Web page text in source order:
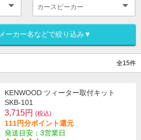
ーカー名などで絞り込み▼
全15件
KENWOOD ツィーター取付キット
SKB-101
3,715円 (税込)
111円分ポイント還元
発送目安：3営業日